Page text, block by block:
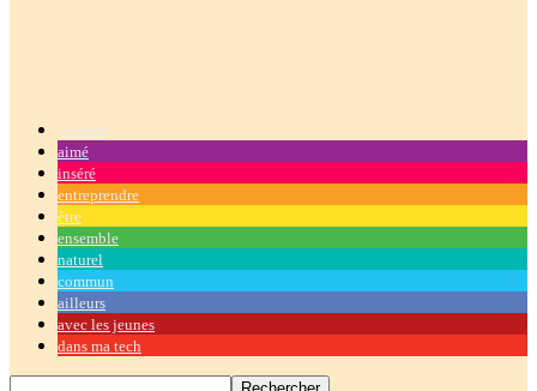
Accueil
aimé
inséré
entreprendre
être
ensemble
naturel
commun
ailleurs
avec les jeunes
dans ma tech